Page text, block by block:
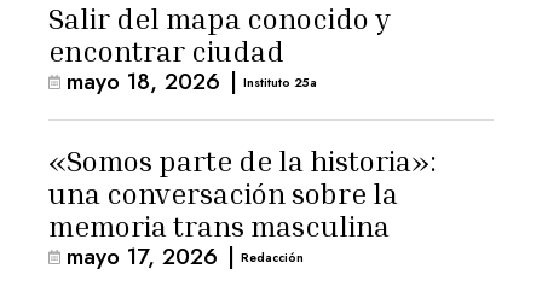
Salir del mapa conocido y
encontrar ciudad
mayo 18, 2026 | Instituto 25a
«Somos parte de la historia»:
una conversación sobre la
memoria trans masculina
mayo 17, 2026 | Redacción